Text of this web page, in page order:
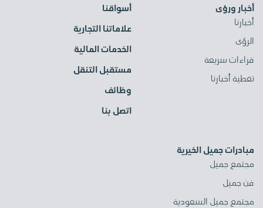
أخبار ورؤى
أخبارنا
الرؤى
قراءات سريعة
تغطية أخبارنا
أسواقنا
علاماتنا التجارية
الخدمات المالية
مستقبل التنقل
وظائف
اتصل بنا
مبادرات جميل الخيرية
مجتمع جميل
فن جميل
مجتمع جميل السعودية